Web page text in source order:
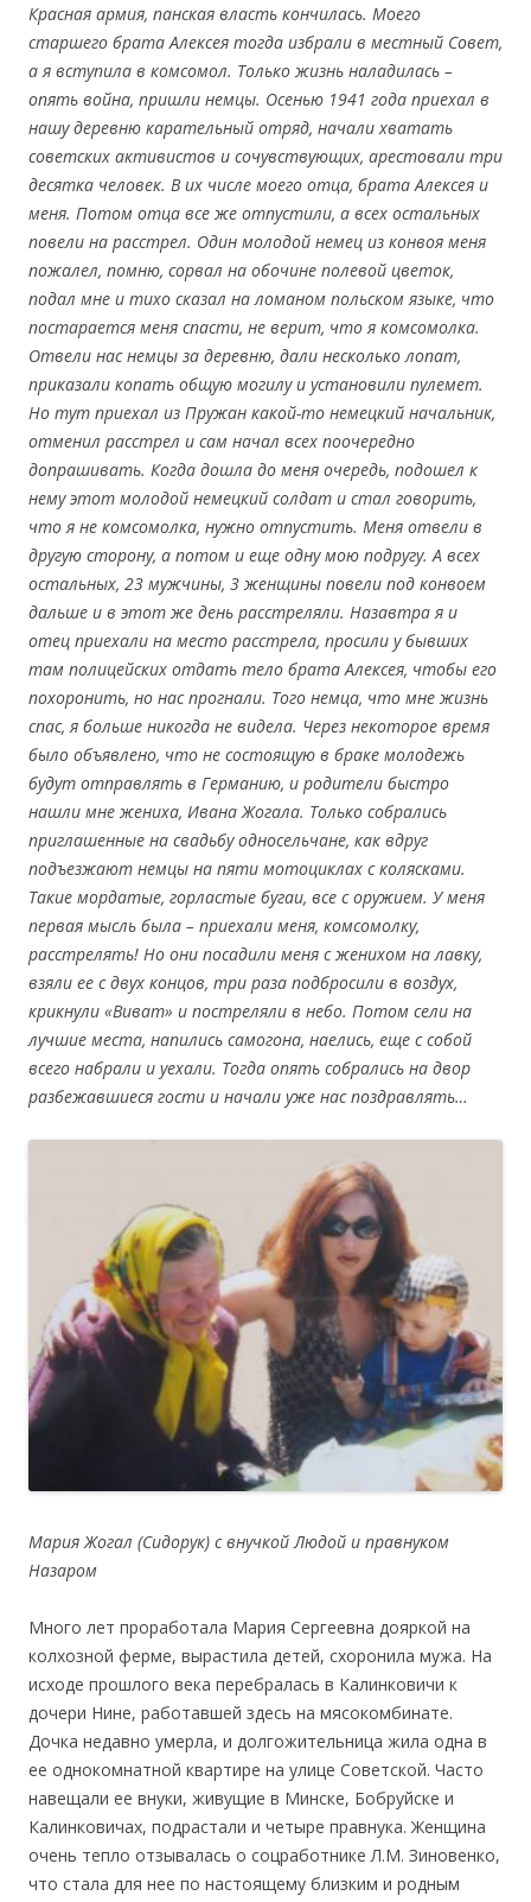
Красная армия, панская власть кончилась. Моего
старшего брата Алексея тогда избрали в местный Совет,
а я вступила в комсомол. Только жизнь наладилась –
опять война, пришли немцы. Осенью 1941 года приехал в
нашу деревню карательный отряд, начали хватать
советских активистов и сочувствующих, арестовали три
десятка человек. В их числе моего отца, брата Алексея и
меня. Потом отца все же отпустили, а всех остальных
повели на расстрел. Один молодой немец из конвоя меня
пожалел, помню, сорвал на обочине полевой цветок,
подал мне и тихо сказал на ломаном польском языке, что
постарается меня спасти, не верит, что я комсомолка.
Отвели нас немцы за деревню, дали несколько лопат,
приказали копать общую могилу и установили пулемет.
Но тут приехал из Пружан какой-то немецкий начальник,
отменил расстрел и сам начал всех поочередно
допрашивать. Когда дошла до меня очередь, подошел к
нему этот молодой немецкий солдат и стал говорить,
что я не комсомолка, нужно отпустить. Меня отвели в
другую сторону, а потом и еще одну мою подругу. А всех
остальных, 23 мужчины, 3 женщины повели под конвоем
дальше и в этот же день расстреляли. Назавтра я и
отец приехали на место расстрела, просили у бывших
там полицейских отдать тело брата Алексея, чтобы его
похоронить, но нас прогнали. Того немца, что мне жизнь
спас, я больше никогда не видела. Через некоторое время
было объявлено, что не состоящую в браке молодежь
будут отправлять в Германию, и родители быстро
нашли мне жениха, Ивана Жогала. Только собрались
приглашенные на свадьбу односельчане, как вдруг
подъезжают немцы на пяти мотоциклах с колясками.
Такие мордатые, горластые бугаи, все с оружием. У меня
первая мысль была – приехали меня, комсомолку,
расстрелять! Но они посадили меня с женихом на лавку,
взяли ее с двух концов, три раза подбросили в воздух,
крикнули «Виват» и постреляли в небо. Потом сели на
лучшие места, напились самогона, наелись, еще с собой
всего набрали и уехали. Тогда опять собрались на двор
разбежавшиеся гости и начали уже нас поздравлять…
Мария Жогал (Сидорук) с внучкой Людой и правнуком
Назаром
Много лет проработала Мария Сергеевна дояркой на
колхозной ферме, вырастила детей, схоронила мужа. На
исходе прошлого века перебралась в Калинковичи к
дочери Нине, работавшей здесь на мясокомбинате.
Дочка недавно умерла, и долгожительница жила одна в
ее однокомнатной квартире на улице Советской. Часто
навещали ее внуки, живущие в Минске, Бобруйске и
Калинковичах, подрастали и четыре правнука. Женщина
очень тепло отзывалась о соцработнике Л.М. Зиновенко,
что стала для нее по настоящему близким и родным